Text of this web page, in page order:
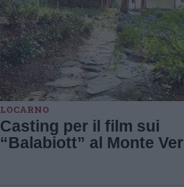
LOCARNO
Casting per il film sui
“Balabiott” al Monte